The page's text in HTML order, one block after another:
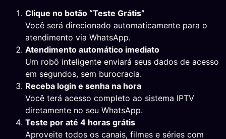
Clique no botão “Teste Grátis”
Você será direcionado automaticamente para o
atendimento via WhatsApp.
Atendimento automático imediato
Um robô inteligente enviará seus dados de acesso
em segundos, sem burocracia.
Receba login e senha na hora
Você terá acesso completo ao sistema IPTV
diretamente no seu WhatsApp.
Teste por até 4 horas grátis
Aproveite todos os canais, filmes e séries com